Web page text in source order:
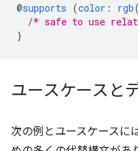
@supports (color : rgb(
/* safe to use
}
ユースケースと
次の例とユースケースに